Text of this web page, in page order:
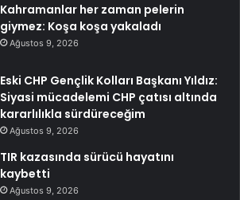
Kahramanlar her zaman pelerin
giymez: Koşa koşa yakaladı
Ağustos 9, 2026
Eski CHP Gençlik Kolları Başkanı Yıldız:
Siyasi mücadelemi CHP çatısı altında
kararlılıkla sürdüreceğim
Ağustos 9, 2026
TIR kazasında sürücü hayatını
kaybetti
Ağustos 9, 2026